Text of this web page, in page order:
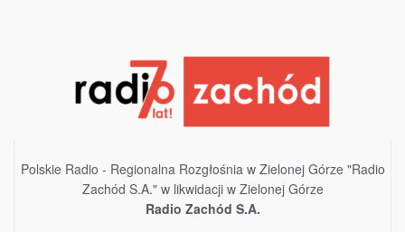
Polskie Radio - Regionalna Rozgłośnia w Zielonej Górze "Radio
Zachód S.A." w likwidacji w Zielonej Górze
Radio Zachód S.A.